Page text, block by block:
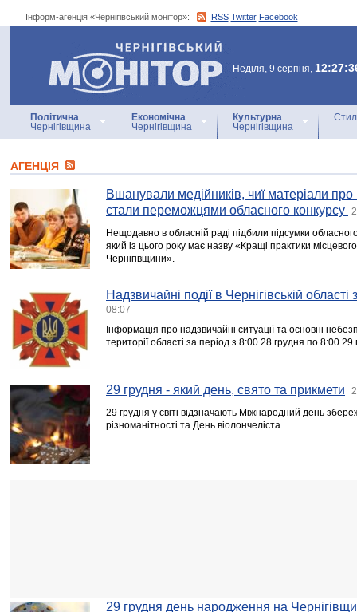
Інформ-агенція «Чернігівський монітор»: RSS Twitter Facebook
Інформ-агенція
«Чернігівський монітор»
Неділя, 9 серпня,
Політична
Чернігівщина
Економічна
Чернігівщина
Культурна
Чернігівщина
АГЕНЦIЯ
Вшанували медійників, чиї матеріали
стали переможцями обласного конкурсу
Нещодавно в обласній раді підбили підсумки
який із цього року має назву «Кращі практики
Чернігівщини».
Надзвичайні події в Чернігівській
08:07
Інформація про надзвичайні ситуації та основні
території області за період з 8:00 28 грудня по 8:00
29 грудня - який день, свято та прикмети
29 грудня у світі відзначають Міжнародний день
різноманітності та День віолончеліста.
29 грудня день народження на